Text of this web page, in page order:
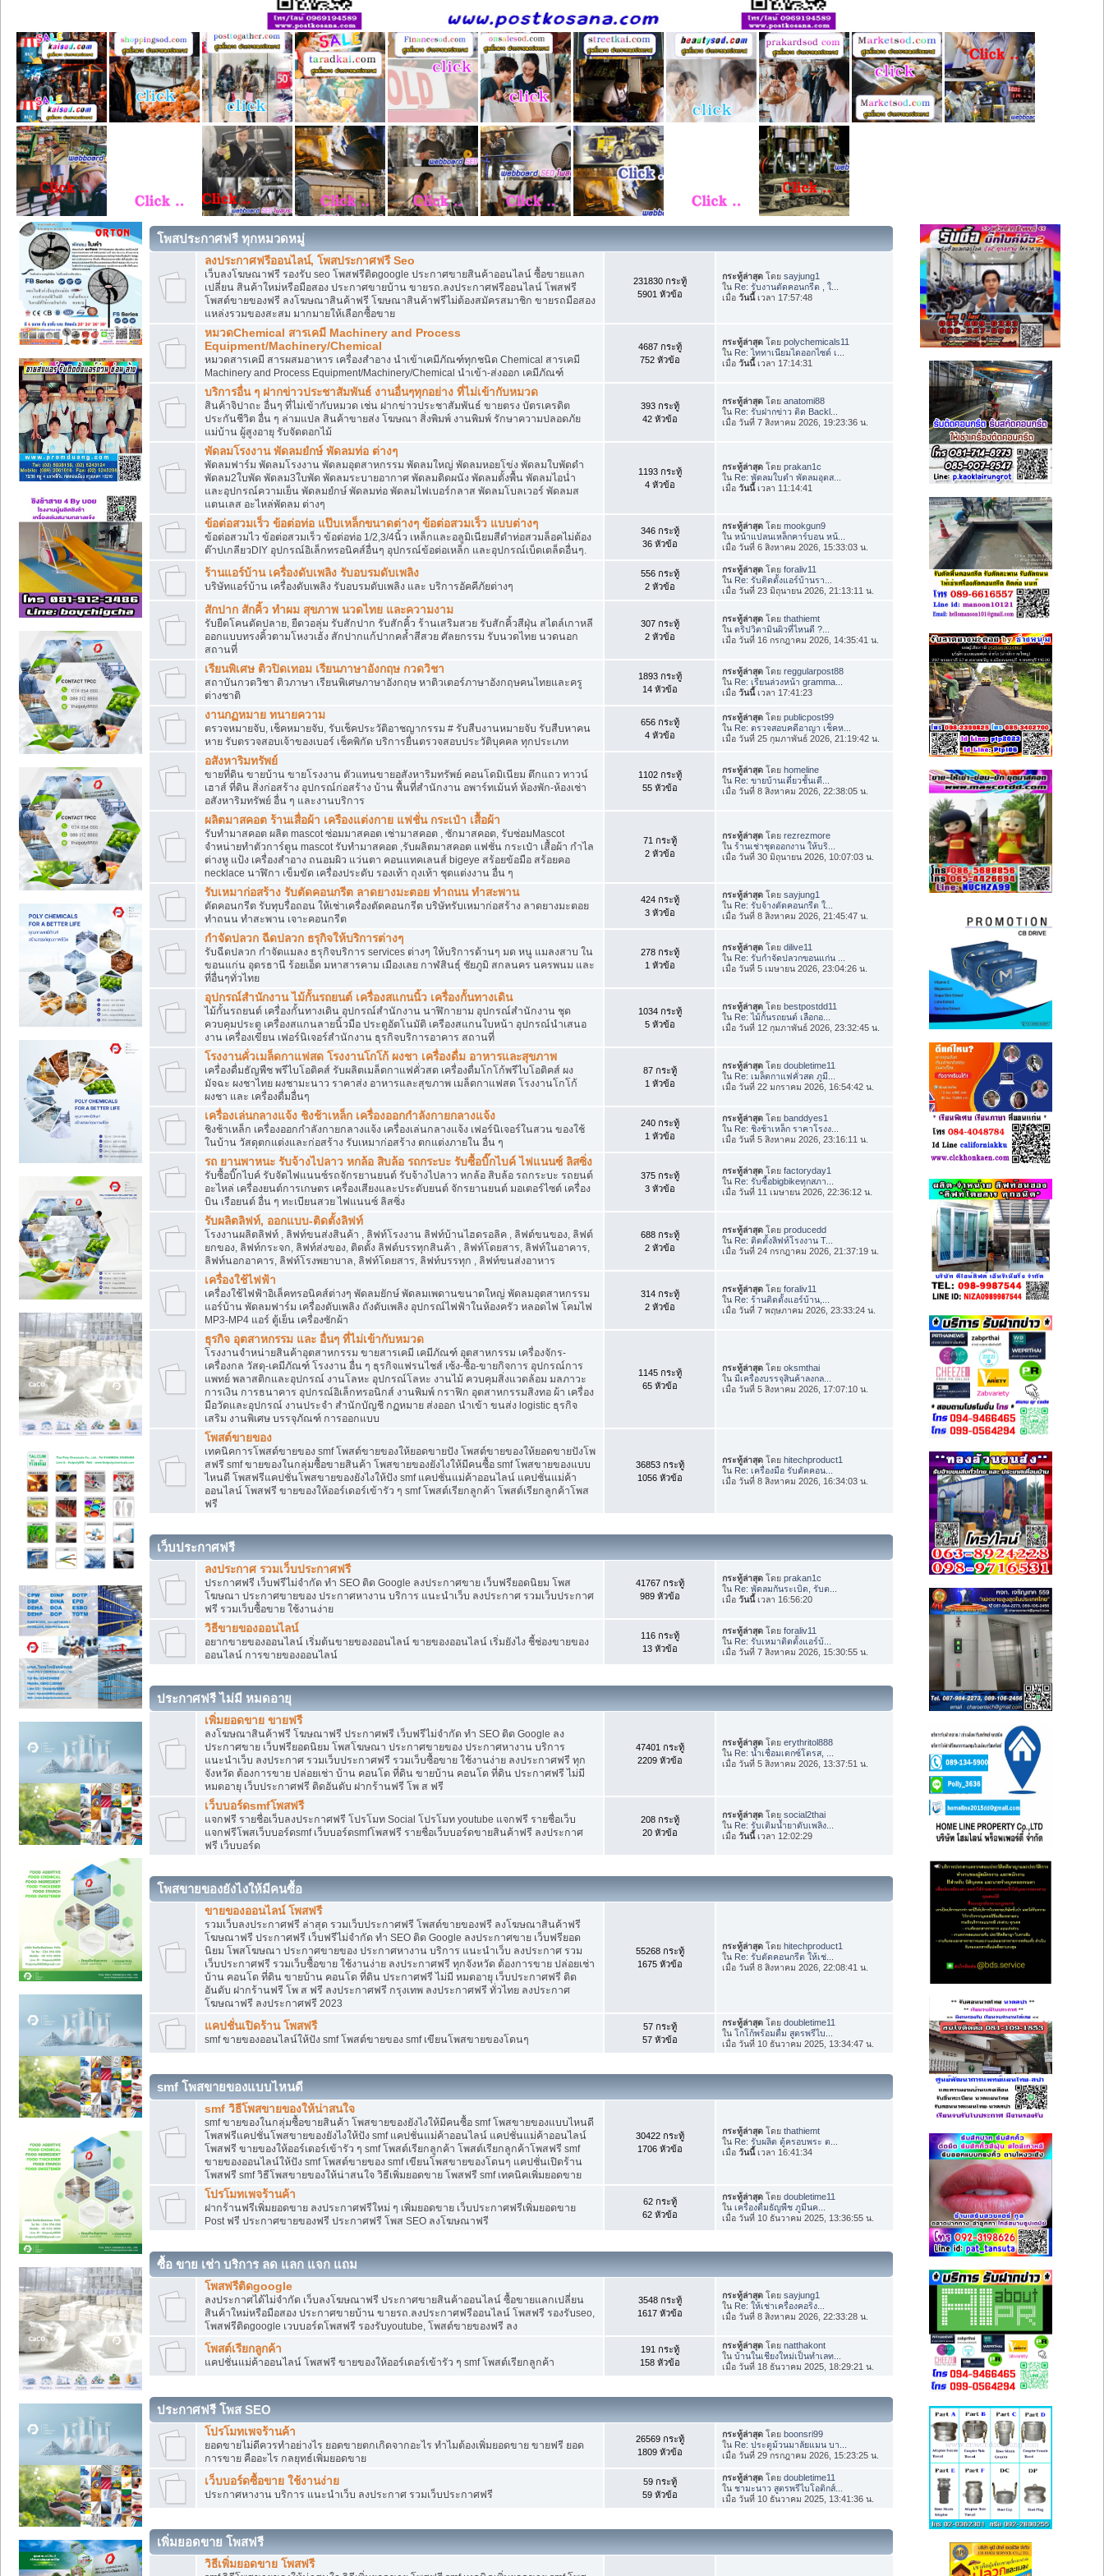
โพสประกาศฟรี ทุกหมวดหมู่
ลงประกาศฟรีออนไลน์, โพสประกาศฟรี Seo
เว็บลงโฆษณาฟรี รองรับ seo โพสฟรีติดgoogle ประกาศขายสินค้าออนไลน์ ซื้อขายแลก
เปลี่ยน สินค้าใหม่หรือมือสอง ประกาศขายบ้าน ขายรถ.ลงประกาศฟรีออนไลน์ โพสฟรี
โพสต์ขายของฟรี ลงโฆษณาสินค้าฟรี โฆษณาสินค้าฟรีไม่ต้องสมัครสมาชิก ขายรถมือสอง
แหล่งรวมของสะสม มากมายให้เลือกซื้อขาย
231830 กระทู้
5901 หัวข้อ
กระทู้ล่าสุด โดยsayjung1
ใน Re: รับงานตัดคอนกรีต , ใ...
เมื่อวันนี้เวลา 17:57:48
หมวดChemical สารเคมี Machinery and Process
Equipment/Machinery/Chemical
หมวดสารเคมี สารผสมอาหาร เครื่องสำอาง นำเข้าเคมีภัณฑ์ทุกชนิด Chemical สารเคมี
Machinery and Process Equipment/Machinery/Chemical นำเข้า-ส่งออก เคมีภัณฑ์
4687 กระทู้
752 หัวข้อ
กระทู้ล่าสุด โดยpolychemicals11
ใน Re: ไททาเนียมไดออกไซด์ เ...
เมื่อวันนี้เวลา 17:14:31
บริการอื่น ๆ ฝากข่าวประชาสัมพันธ์ งานอื่นๆทุกอย่าง ที่ไม่เข้ากับหมวด
สินค้าจิปาถะ อื่นๆ ที่ไม่เข้ากับหมวด เช่น ฝากข่าวประชาสัมพันธ์ ขายตรง บัตรเครดิต
ประกันชีวิต อื่น ๆ ล่ามแปล สินค้าขายส่ง โฆษณา สิ่งพิมพ์ งานพิมพ์ รักษาความปลอดภัย
แม่บ้าน ผู้สูงอายุ รับจัดดอกไม้
393 กระทู้
42 หัวข้อ
กระทู้ล่าสุด โดยanatomi88
ใน Re: รับฝากข่าว ติด Backl...
เมื่อ วันที่ 7 สิงหาคม 2026, 19:23:36 น.
พัดลมโรงงาน พัดลมยํกษ์ พัดลมท่อ ต่างๆ
พัดลมฟาร์ม พัดลมโรงงาน พัดลมอุตสาหกรรม พัดลมใหญ่ พัดลมหอยโข่ง พัดลมใบพัดดำ
พัดลม2ใบพัด พัดลม3ใบพัด พัดลมระบายอากาศ พัดลมติดผนัง พัดลมตั้งพื้น พัดลมไอน่ำ
และอุปกรณ์ความเย็น พัดลมยํกษ์ พัดลมท่อ พัดลมไฟเบอร์กลาส พัดลมโบลเวอร์ พัดลมส
แตนเลส อะไหล่พัดลม ต่างๆ
1193 กระทู้
4 หัวข้อ
กระทู้ล่าสุด โดยprakan1c
ใน Re: พัดลมใบดำ พัดลมอุตส...
เมื่อวันนี้เวลา 11:14:41
ข้อต่อสวมเร็ว ข้อต่อท่อ แป๊บเหล็กขนาดต่างๆ ข้อต่อสวมเร็ว แบบต่างๆ
ข้อต่อสวมไว ข้อต่อสวมเร็ว ข้อต่อท่อ 1/2,3/4นิ้ว เหล็กและอลูมิเนียมสีดำท่อสวมล็อคไม่ต้อง
ต๊าปเกลียวDIY อุปกรณ์อิเล็กทรอนิคส์อื่นๆ อุปกรณ์ข้อต่อเหล็ก และอุปกรณ์เบ็ดเตล็ดอื่นๆ.
346 กระทู้
36 หัวข้อ
กระทู้ล่าสุด โดยmookgun9
ในหน้าแปลนเหล็กคาร์บอน หน้...
เมื่อ วันที่ 6 สิงหาคม 2026, 15:33:03 น.
ร้านแอร์บ้าน เครื่องดับเพลิง รับอบรมดับเพลิง
บริษัทแอร์บ้าน เครื่องดับเพลิง รับอบรมดับเพลิง และ บริการอัคคีภัยต่างๆ
556 กระทู้
2 หัวข้อ
กระทู้ล่าสุด โดยforaliv11
ใน Re: รับติดตั้งแอร์บ้านรา...
เมื่อ วันที่ 23 มิถุนายน 2026, 21:13:11 น.
สักปาก สักคิ้ว ทำผม สุขภาพ นวดไทย และความงาม
รับยืดโคนดัดปลาย, ยืดวอลุ่ม รับสักปาก รับสักคิ้ว ร้านเสริมสวย รับสักคิ้วสีฝุ่น สไตล์เกาหลี
ออกแบบทรงคิ้วตามโหงวเฮ้ง สักปากแก้ปากคล้ำสีสวย ศัลยกรรม รับนวดไทย นวดนอก
สถานที่
307 กระทู้
2 หัวข้อ
กระทู้ล่าสุด โดยthathiemt
ในดริปวิตามินผิวที่ไหนดี ?...
เมื่อ วันที่ 16 กรกฎาคม 2026, 14:35:41 น.
เรียนพิเศษ ติวปิดเทอม เรียนภาษาอังกฤษ กวดวิชา
สถาบันกวดวิชา ติวภาษา เรียนพิเศษภาษาอังกฤษ หาติวเตอร์ภาษาอังกฤษคนไทยและครู
ต่างชาติ
1893 กระทู้
14 หัวข้อ
กระทู้ล่าสุด โดยreggularpost88
ใน Re: เรียนล่วงหน้า gramma...
เมื่อวันนี้เวลา 17:41:23
งานกฏหมาย ทนายความ
ตรวจหมายจับ, เช็คหมายจับ, รับเช็คประวัติอาชญากรรม # รับสืบงานหมายจับ รับสืบหาคน
หาย รับตรวจสอบเจ้าของเบอร์ เช็คพิกัด บริการยื่นตรวจสอบประวัติบุคคล ทุกประเภท
656 กระทู้
4 หัวข้อ
กระทู้ล่าสุด โดยpublicpost99
ใน Re: ตรวจสอบคดีอาญา เช็คห...
เมื่อ วันที่ 25 กุมภาพันธ์ 2026, 21:19:42 น.
อสังหาริมทรัพย์
ขายที่ดิน ขายบ้าน ขายโรงงาน ตัวแทนขายอสังหาริมทรัพย์ คอนโดมิเนียม ตึกแถว ทาวน์
เฮาส์ ที่ดิน สิ่งก่อสร้าง อุปกรณ์ก่อสร้าง บ้าน พื้นที่สำนักงาน อพาร์ทเม้นท์ ห้องพัก-ห้องเช่า
อสังหาริมทรัพย์ อื่น ๆ และงานบริการ
1102 กระทู้
55 หัวข้อ
กระทู้ล่าสุด โดยhomeline
ใน Re: ขายบ้านเดี่ยวชั้นเดี...
เมื่อ วันที่ 8 สิงหาคม 2026, 22:38:05 น.
ผลิตมาสคอต ร้านเสื่อผ้า เครืองแต่งกาย แฟชั่น กระเป๋า เสื้อผ้า
รับทำมาสคอต ผลิต mascot ซ่อมมาสคอต เช่ามาสคอต , ซักมาสคอต, รับซ่อมMascot
จำหน่ายทำตัวการ์ตูน mascot รับทำมาสคอต ,รับผลิตมาสคอต แฟชั่น กระเป๋า เสื้อผ้า กำไล
ต่างหู แป้ง เครื่องสำอาง ถนอมผิว แว่นตา คอนแทคเลนส์ bigeye สร้อยข้อมือ สร้อยคอ
necklace นาฬิกา เข็มขัด เครื่องประดับ รองเท้า ถุงเท้า ชุดแต่งงาน อื่น ๆ
71 กระทู้
2 หัวข้อ
กระทู้ล่าสุด โดยrezrezmore
ในร้านเช่าชุดออกงาน ให้บริ...
เมื่อ วันที่ 30 มิถุนายน 2026, 10:07:03 น.
รับเหมาก่อสร้าง รับตัดคอนกรีต ลาดยางมะตอย ทำถนน ทำสะพาน
ตัดคอนกรีต รับทุบรื่อถอน ให้เช่าเครื่องตัดคอนกรีต บริษัทรับเหมาก่อสร้าง ลาดยางมะตอย
ทำถนน ทำสะพาน เจาะคอนกรีต
424 กระทู้
3 หัวข้อ
กระทู้ล่าสุด โดยsayjung1
ใน Re: รับจ้างตัดคอนกรีต ใ...
เมื่อ วันที่ 8 สิงหาคม 2026, 21:45:47 น.
กำจัดปลวก ฉีดปลวก ธรุกิจให้บริการต่างๆ
รับฉีดปลวก กำจัดแมลง ธรุกิจบริการ services ต่างๆ ให้บริการด้านๆ มด หนู แมลงสาบ ใน
ขอนแก่น อุดรธานี ร้อยเอ็ด มหาสารคาม เมืองเลย กาฬสินธุ์ ชัยภูมิ สกลนคร นครพนม และ
ที่อื่นๆทั่วไทย
278 กระทู้
1 หัวข้อ
กระทู้ล่าสุด โดยdilive11
ใน Re: รับกำจัดปลวกขอนแก่น ...
เมื่อ วันที่ 5 เมษายน 2026, 23:04:26 น.
อุปกรณ์สำนักงาน ไม้กั้นรถยนต์ เครื่องสแกนนิ้ว เครื่องกั้นทางเดิน
ไม้กั้นรถยนต์ เครื่องกั้นทางเดิน อุปกรณ์สำนักงาน นาฬิกายาม อุปกรณ์สำนักงาน ชุด
ควบคุมประตู เครื่องสแกนลายนิ้วมือ ประตูอัตโนมัติ เครืองสแกนใบหน้า อุปกรณ์นำเสนอ
งาน เครื่องเขียน เฟอร์นิเจอร์สำนักงาน ธุรกิจบริการอาคาร สถานที่
1034 กระทู้
5 หัวข้อ
กระทู้ล่าสุด โดยbestpostdd11
ใน Re: ไม้กั้นรถยนต์ เลือกอ...
เมื่อ วันที่ 12 กุมภาพันธ์ 2026, 23:32:45 น.
โรงงานคั่วเมล็ดกาแฟสด โรงงานโกโก้ ผงชา เครื่องดื่ม อาหารและสุขภาพ
เครื่องดื่มธัญพืช พรีไบโอติคส์ รับผลิตเมล็ดกาแฟคั่วสด เครื่องดื่มโกโก้พรีไบโอติคส์ ผง
มัจฉะ ผงชาไทย ผงชามะนาว ราคาส่ง อาหารและสุขภาพ เมล็ดกาแฟสด โรงงานโกโก้
ผงชา และ เครื่องดื่มอื่นๆ
87 กระทู้
1 หัวข้อ
กระทู้ล่าสุด โดยdoubletime11
ใน Re: เมล็ดกาแฟคั่วสด ภูมี...
เมื่อ วันที่ 22 มกราคม 2026, 16:54:42 น.
เครื่องเล่นกลางแจ้ง ชิงช้าเหล็ก เครื่องออกกำลังกายกลางแจ้ง
ชิงช้าเหล็ก เครื่องออกกำลังกายกลางแจ้ง เครื่องเล่นกลางแจ้ง เฟอร์นิเจอร์ในสวน ของใช้
ในบ้าน วัสดุตกแต่งและก่อสร้าง รับเหมาก่อสร้าง ตกแต่งภายใน อื่น ๆ
240 กระทู้
1 หัวข้อ
กระทู้ล่าสุด โดยbanddyes1
ใน Re: ชิงช้าเหล็ก ราคาโรงง...
เมื่อ วันที่ 5 สิงหาคม 2026, 23:16:11 น.
รถ ยานพาหนะ รับจ้างไปลาว หกล้อ สิบล้อ รถกระบะ รับซื้อบิ๊กไบค์ ไฟแนนซ์ ลิสซิ่ง
รับซื้อบิ๊กไบค์ รับจัดไฟแนนซ์รถจักรยานยนต์ รับจ้างไปลาว หกล้อ สิบล้อ รถกระบะ รถยนต์
อะไหล่ เครื่องยนต์การเกษตร เครื่องเสียงและประดับยนต์ จักรยานยนต์ มอเตอร์ไซต์ เครื่อง
บิน เรือยนต์ อื่น ๆ ทะเบียนสวย ไฟแนนซ์ ลิสซิ่ง
375 กระทู้
3 หัวข้อ
กระทู้ล่าสุด โดยfactoryday1
ใน Re: รับซื้อbigbikeทุกสภา...
เมื่อ วันที่ 11 เมษายน 2026, 22:36:12 น.
รับผลิตลิฟท์, ออกแบบ-ติดตั้งลิฟท์
โรงงานผลิตลิฟท์ , ลิฟท์ขนส่งสินค้า , ลิฟท์โรงงาน ลิฟท์บ้านไฮดรอลิค , ลิฟต์ขนของ, ลิฟต์
ยกของ, ลิฟท์กระจก, ลิฟท์ส่งของ, ติดตั้ง ลิฟต์บรรทุกสินค้า , ลิฟท์โดยสาร, ลิฟท์ในอาคาร,
ลิฟท์นอกอาคาร, ลิฟท์โรงพยาบาล, ลิฟท์โดยสาร, ลิฟท์บรรทุก , ลิฟท์ขนส่งอาหาร
688 กระทู้
2 หัวข้อ
กระทู้ล่าสุด โดยproducedd
ใน Re: ติดตั้งลิฟท์โรงงาน T...
เมื่อ วันที่ 24 กรกฎาคม 2026, 21:37:19 น.
เครื่องใช้ไฟฟ้า
เครื่องใช้ไฟฟ้าอิเล็คทรอนิคส์ต่างๆ พัดลมยักษ์ พัดลมเพดานขนาดใหญ่ พัดลมอุตสาหกรรม
แอร์บ้าน พัดลมฟาร์ม เครื่องดับเพลิง ถังดับเพลิง อุปกรณ์ไฟฟ้าในห้องครัว หลอดไฟ โคมไฟ
MP3-MP4 แอร์ ตู้เย็น เครื่องซักผ้า
314 กระทู้
2 หัวข้อ
กระทู้ล่าสุด โดยforaliv11
ใน Re: ร้านติดตั้งแอร์บ้าน,...
เมื่อ วันที่ 7 พฤษภาคม 2026, 23:33:24 น.
ธุรกิจ อุตสาหกรรม และ อื่นๆ ที่ไม่เข้ากับหมวด
โรงงานจำหน่ายสินค้าอุตสาหกรรม ขายสารเคมี เคมีภัณฑ์ อุตสาหกรรม เครื่องจักร-
เครื่องกล วัสดุ-เคมีภัณฑ์ โรงงาน อื่น ๆ ธุรกิจแฟรนไชส์ เซ้ง-ซื้อ-ขายกิจการ อุปกรณ์การ
แพทย์ พลาสติกและอุปกรณ์ งานโลหะ อุปกรณ์โลหะ งานไม้ ควบคุมสิ่งแวดล้อม มลภาวะ
การเงิน การธนาคาร อุปกรณ์อิเล็กทรอนิกส์ งานพิมพ์ กราฟิก อุตสาหกรรมสิงทอ ผ้า เครื่อง
มือวัดและอุปกรณ์ งานประจำ สำนักบัญชี กฏหมาย ส่งออก นำเข้า ขนส่ง logistic ธุรกิจ
เสริม งานพิเศษ บรรจุภัณฑ์ การออกแบบ
1145 กระทู้
65 หัวข้อ
กระทู้ล่าสุด โดยoksmthai
ในมีเครื่องบรรจุสินค้าลงกล...
เมื่อ วันที่ 5 สิงหาคม 2026, 17:07:10 น.
โพสต์ขายของ
เทคนิคการโพสต์ขายของ smf โพสต์ขายของให้ยอดขายปัง โพสต์ขายของให้ยอดขายปังโพ
สฟรี smf ขายของในกลุ่มซื้อขายสินค้า โพสขายของยังไงให้มีคนซื้อ smf โพสขายของแบบ
ไหนดี โพสฟรีแคปชั่นโพสขายของยังไงให้ปัง smf แคปชั่นแม่ค้าออนไลน์ แคปชั่นแม่ค้า
ออนไลน์ โพสฟรี ขายของให้ออร์เดอร์เข้ารัว ๆ smf โพสต์เรียกลูกค้า โพสต์เรียกลูกค้าโพส
ฟรี
36853 กระทู้
1056 หัวข้อ
กระทู้ล่าสุด โดยhitechproduct1
ใน Re: เครื่องมือ รับตัดคอน...
เมื่อ วันที่ 8 สิงหาคม 2026, 16:34:03 น.
เว็บประกาศฟรี
ลงประกาศ รวมเว็บประกาศฟรี
ประกาศฟรี เว็บฟรีไม่จำกัด ทำ SEO ติด Google ลงประกาศขาย เว็บฟรียอดนิยม โพส
โฆษณา ประกาศขายของ ประกาศหางาน บริการ แนะนำเว็บ ลงประกาศ รวมเว็บประกาศ
ฟรี รวมเว็บซื้อขาย ใช้งานง่าย
41767 กระทู้
989 หัวข้อ
กระทู้ล่าสุด โดยprakan1c
ใน Re: พัดลมกันระเบิด, รับต...
เมื่อวันนี้เวลา 16:56:20
วิธีขายของออนไลน์
อยากขายของออนไลน์ เริ่มต้นขายของออนไลน์ ขายของออนไลน์ เริ่มยังไง ชี้ช่องขายของ
ออนไลน์ การขายของออนไลน์
116 กระทู้
13 หัวข้อ
กระทู้ล่าสุด โดยforaliv11
ใน Re: รับเหมาติดตั้งแอร์บ้...
เมื่อ วันที่ 7 สิงหาคม 2026, 15:30:55 น.
ประกาศฟรี ไม่มี หมดอายุ
เพิ่มยอดขาย ขายฟรี
ลงโฆษณาสินค้าฟรี โฆษณาฟรี ประกาศฟรี เว็บฟรีไม่จำกัด ทำ SEO ติด Google ลง
ประกาศขาย เว็บฟรียอดนิยม โพสโฆษณา ประกาศขายของ ประกาศหางาน บริการ
แนะนำเว็บ ลงประกาศ รวมเว็บประกาศฟรี รวมเว็บซื้อขาย ใช้งานง่าย ลงประกาศฟรี ทุก
จังหวัด ต้องการขาย ปล่อยเช่า บ้าน คอนโด ที่ดิน ขายบ้าน คอนโด ที่ดิน ประกาศฟรี ไม่มี
หมดอายุ เว็บประกาศฟรี ติดอันดับ ฝากร้านฟรี โพ ส ฟรี
47401 กระทู้
2209 หัวข้อ
กระทู้ล่าสุด โดยerythritol888
ใน Re: น้ำเชื่อมเดกซ์โตรส, ...
เมื่อ วันที่ 5 สิงหาคม 2026, 13:37:51 น.
เว็บบอร์ดsmfโพสฟรี
แจกฟรี รายชื่อเว็บลงประกาศฟรี โปรโมท Social โปรโมท youtube แจกฟรี รายชื่อเว็บ
แจกฟรีโพสเว็บบอร์ดsmf เว็บบอร์ดsmfโพสฟรี รายชื่อเว็บบอร์ดขายสินค้าฟรี ลงประกาศ
ฟรี เว็บบอร์ด
208 กระทู้
20 หัวข้อ
กระทู้ล่าสุด โดยsocial2thai
ใน Re: รับเติมน้ำยาดับเพลิง...
เมื่อวันนี้เวลา 12:02:29
โพสขายของยังไงให้มีคนซื้อ
ขายของออนไลน์ โพสฟรี
รวมเว็บลงประกาศฟรี ล่าสุด รวมเว็บประกาศฟรี โพสต์ขายของฟรี ลงโฆษณาสินค้าฟรี
โฆษณาฟรี ประกาศฟรี เว็บฟรีไม่จำกัด ทำ SEO ติด Google ลงประกาศขาย เว็บฟรียอด
นิยม โพสโฆษณา ประกาศขายของ ประกาศหางาน บริการ แนะนำเว็บ ลงประกาศ รวม
เว็บประกาศฟรี รวมเว็บซื้อขาย ใช้งานง่าย ลงประกาศฟรี ทุกจังหวัด ต้องการขาย ปล่อยเช่า
บ้าน คอนโด ที่ดิน ขายบ้าน คอนโด ที่ดิน ประกาศฟรี ไม่มี หมดอายุ เว็บประกาศฟรี ติด
อันดับ ฝากร้านฟรี โพ ส ฟรี ลงประกาศฟรี กรุงเทพ ลงประกาศฟรี ทั่วไทย ลงประกาศ
โฆษณาฟรี ลงประกาศฟรี 2023
55268 กระทู้
1675 หัวข้อ
กระทู้ล่าสุด โดยhitechproduct1
ใน Re: รับตัดคอนกรีต ให้เช่...
เมื่อ วันที่ 8 สิงหาคม 2026, 22:08:41 น.
แคปชั่นเปิดร้าน โพสฟรี
smf ขายของออนไลน์ให้ปัง smf โพสต์ขายของ smf เขียนโพสขายของโดนๆ
57 กระทู้
57 หัวข้อ
กระทู้ล่าสุด โดยdoubletime11
ในโกโก้พร้อมดื่ม สูตรพรีไบ...
เมื่อ วันที่ 10 ธันวาคม 2025, 13:34:47 น.
smf โพสขายของแบบไหนดี
smf วิธีโพสขายของให้น่าสนใจ
smf ขายของในกลุ่มซื้อขายสินค้า โพสขายของยังไงให้มีคนซื้อ smf โพสขายของแบบไหนดี
โพสฟรีแคปชั่นโพสขายของยังไงให้ปัง smf แคปชั่นแม่ค้าออนไลน์ แคปชั่นแม่ค้าออนไลน์
โพสฟรี ขายของให้ออร์เดอร์เข้ารัว ๆ smf โพสต์เรียกลูกค้า โพสต์เรียกลูกค้าโพสฟรี smf
ขายของออนไลน์ให้ปัง smf โพสต์ขายของ smf เขียนโพสขายของโดนๆ แคปชั่นเปิดร้าน
โพสฟรี smf วิธีโพสขายของให้น่าสนใจ วิธีเพิ่มยอดขาย โพสฟรี smf เทคนิคเพิ่มยอดขาย
30422 กระทู้
1706 หัวข้อ
กระทู้ล่าสุด โดยthathiemt
ใน Re: รับผลิต ตู้ครอบพระ ต...
เมื่อวันนี้เวลา 16:41:34
โปรโมทเพจร้านค้า
ฝากร้านฟรีเพิ่มยอดขาย ลงประกาศฟรีใหม่ ๆ เพิ่มยอดขาย เว็บประกาศฟรีเพิ่มยอดขาย
Post ฟรี ประกาศขายของฟรี ประกาศฟรี โพส SEO ลงโฆษณาฟรี
62 กระทู้
62 หัวข้อ
กระทู้ล่าสุด โดยdoubletime11
ในเครื่องดื่มธัญพืช ภูมีนค...
เมื่อ วันที่ 10 ธันวาคม 2025, 13:36:55 น.
ซื้อ ขาย เช่า บริการ ลด แลก แจก แถม
โพสฟรีติดgoogle
ลงประกาศได้ไม่จำกัด เว็บลงโฆษณาฟรี ประกาศขายสินค้าออนไลน์ ซื้อขายแลกเปลี่ยน
สินค้าใหม่หรือมือสอง ประกาศขายบ้าน ขายรถ.ลงประกาศฟรีออนไลน์ โพสฟรี รองรับseo,
โพสฟรีติดgoogle เวบบอร์ดโพสฟรี รองรับyoutube, โพสต์ขายของฟรี ลง
3548 กระทู้
1617 หัวข้อ
กระทู้ล่าสุด โดยsayjung1
ใน Re: ให้เช่าเครื่องคอริ่ง...
เมื่อ วันที่ 8 สิงหาคม 2026, 22:33:28 น.
โพสต์เรียกลูกค้า
แคปชั่นแม่ค้าออนไลน์ โพสฟรี ขายของให้ออร์เดอร์เข้ารัว ๆ smf โพสต์เรียกลูกค้า
191 กระทู้
158 หัวข้อ
กระทู้ล่าสุด โดยnatthakont
ในบ้านในเชียงใหม่เป็นทำเลท...
เมื่อ วันที่ 18 ธันวาคม 2025, 18:29:21 น.
ประกาศฟรี โพส SEO
โปรโมทเพจร้านค้า
ยอดขายไม่ดีควรทำอย่างไร ยอดขายตกเกิดจากอะไร ทำไมต้องเพิ่มยอดขาย ขายฟรี ยอด
การขาย คืออะไร กลยุทธ์เพิ่มยอดขาย
26569 กระทู้
1809 หัวข้อ
กระทู้ล่าสุด โดยboonsri99
ใน Re: ประตูม้วนมาลัยแมน บา...
เมื่อ วันที่ 29 กรกฎาคม 2026, 15:23:25 น.
เว็บบอร์ดซื้อขาย ใช้งานง่าย
ประกาศหางาน บริการ แนะนำเว็บ ลงประกาศ รวมเว็บประกาศฟรี
59 กระทู้
59 หัวข้อ
กระทู้ล่าสุด โดยdoubletime11
ในชามะนาว สูตรพรีไบโอติกส์...
เมื่อ วันที่ 10 ธันวาคม 2025, 13:41:36 น.
เพิ่มยอดขาย โพสฟรี
วิธีเพิ่มยอดขาย โพสฟรี